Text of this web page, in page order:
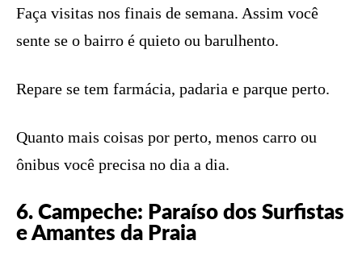
Faça visitas nos finais de semana. Assim você
sente se o bairro é quieto ou barulhento.
Repare se tem farmácia, padaria e parque perto.
Quanto mais coisas por perto, menos carro ou
ônibus você precisa no dia a dia.
6. Campeche: Paraíso dos Surfistas
e Amantes da Praia